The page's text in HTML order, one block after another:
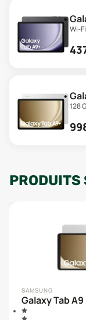
Wi-
128
SAMSUNG
Galaxy Tab A9